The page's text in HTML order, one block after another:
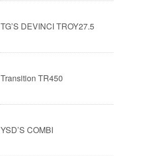
TG’S DEVINCI TROY27.5
Transition TR450
YSD’S COMBI